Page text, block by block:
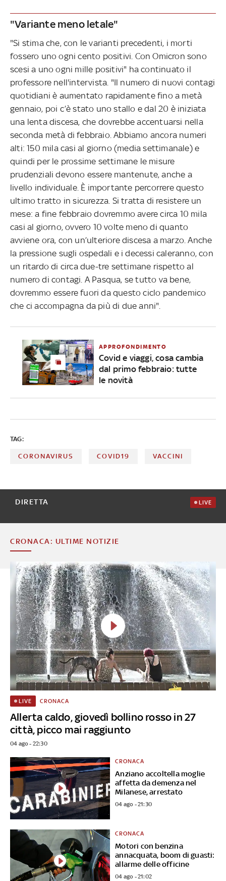
"Variante meno letale"
"Si stima che, con le varianti precedenti, i morti
fossero uno ogni cento positivi. Con Omicron sono
scesi a uno ogni mille positivi" ha continuato il
professore nell'intervista. "Il numero di nuovi contagi
quotidiani è aumentato rapidamente fino a metà
gennaio, poi c’è stato uno stallo e dal 20 è iniziata
una lenta discesa, che dovrebbe accentuarsi nella
seconda metà di febbraio. Abbiamo ancora numeri
alti: 150 mila casi al giorno (media settimanale) e
quindi per le prossime settimane le misure
prudenziali devono essere mantenute, anche a
livello individuale. È importante percorrere questo
ultimo tratto in sicurezza. Si tratta di resistere un
mese: a fine febbraio dovremmo avere circa 10 mila
casi al giorno, ovvero 10 volte meno di quanto
avviene ora, con un’ulteriore discesa a marzo. Anche
la pressione sugli ospedali e i decessi caleranno, con
un ritardo di circa due-tre settimane rispetto al
numero di contagi. A Pasqua, se tutto va bene,
dovremmo essere fuori da questo ciclo pandemico
che ci accompagna da più di due anni".
APPROFONDIMENTO
Covid e viaggi, cosa cambia
dal primo febbraio: tutte
le novità
TAG:
CORONAVIRUS COVID19 VACCINI
DIRETTA LIVE
CRONACA: ULTIME NOTIZIE
Allerta caldo, giovedì bollino rosso in 27
città, picco mai raggiunto
LIVE CRONACA
04 ago - 22:30
Anziano accoltella moglie
affetta da demenza nel
Milanese, arrestato
CRONACA
04 ago - 21:30
Motori con benzina
annacquata, boom di guasti:
allarme delle officine
CRONACA
04 ago - 21:02